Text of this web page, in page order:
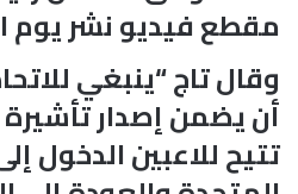
مقطع فيديو نشر
وقال تاج “ينبغي
أن يضمن إصدار
تتيح للاعبين الدخول